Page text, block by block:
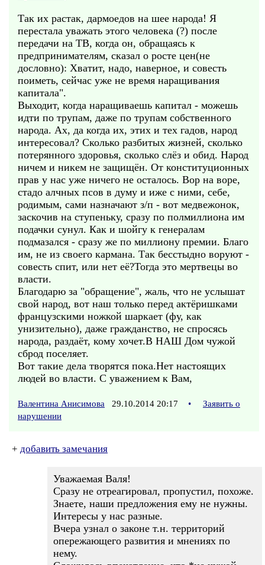
Так их растак, дармоедов на шее народа! Я
перестала уважать этого человека (?) после
передачи на ТВ, когда он, обращаясь к
предпринимателям, сказал о росте цен(не
дословно): Хватит, надо, наверное, и совесть
поиметь, сейчас уже не время наращивания
капитала".
Выходит, когда наращиваешь капитал - можешь
идти по трупам, даже по трупам собственного
народа. Ах, да когда их, этих и тех гадов, народ
интересовал? Сколько разбитых жизней, сколько
потерянного здоровья, сколько слёз и обид. Народ
ничем и никем не защищён. От конституционных
прав у нас уже ничего не осталось. Вор на воре,
стадо алчных псов в думу и иже с ними, себе,
родимым, сами назначают з/п - вот медвежонок,
заскочив на ступеньку, сразу по полмиллиона им
подачки сунул. Как и шойгу к генералам
подмазался - сразу же по миллиону премии. Благо
им, не из своего кармана. Так бесстыдно воруют -
совесть спит, или нет её?Тогда это мертвецы во
власти.
Благодарю за "обращение", жаль, что не услышат
свой народ, вот наш только перед актёришками
французскими ножкой шаркает (фу, как
унизительно), даже гражданство, не спросясь
народа, раздаёт, кому хочет.В НАШ Дом чужой
сброд поселяет.
Вот такие дела творятся пока.Нет настоящих
людей во власти. С уважением к Вам,
Валентина Анисимова 29.10.2014 20:17 •
Заявить о
нарушении
+ добавить замечания
Уважаемая Валя!
Сразу не отреагировал, пропустил, похоже.
Знаете, наши предложения ему не нужны.
Интересы у нас разные.
Вчера узнал о законе т.н. территорий
опережающего развития и мнениях по
нему.